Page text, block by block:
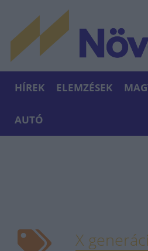
HÍREK ELEMZÉSEK
AUTÓ
X